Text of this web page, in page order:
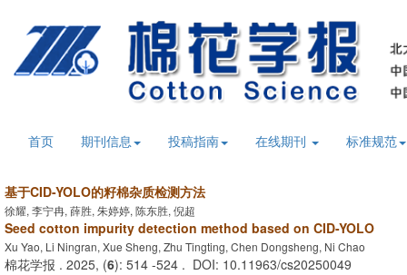
首页 期刊信息 投稿指南 在线期刊 标准规范
基于CID-YOLO的籽棉杂质检测方法
徐耀, 李宁冉, 薛胜, 朱婷婷, 陈东胜, 倪超
Seed cotton impurity detection method based on CID-YOLO
Xu Yao, Li Ningran, Xue Sheng, Zhu Tingting, Chen Dongsheng, Ni Chao
棉花学报 . 2025, (6): 514 -524 . DOI: 10.11963/cs20250049